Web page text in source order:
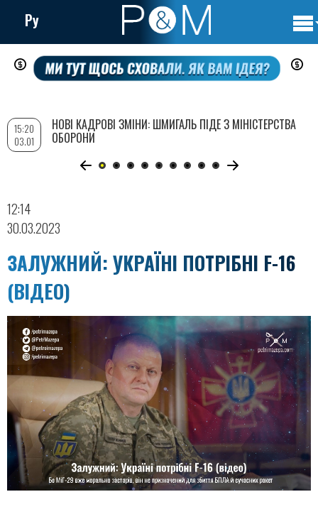
Перейти
до
вмісту
Ру
12:14
30.03.2023
ЗАЛУЖНИЙ: УКРАЇНІ ПОТРІБНІ F-16
(ВІДЕО)
15:20
03.01
НОВІ КАДРОВІ ЗМІНИ: ШМИГАЛЬ ПІДЕ З МІНІСТЕРСТВА
ОБОРОНИ